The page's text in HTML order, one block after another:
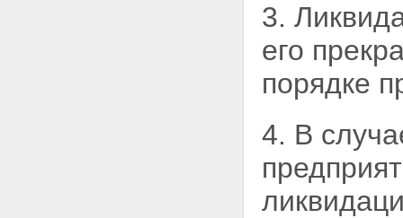
3.
его
порядке
4. В